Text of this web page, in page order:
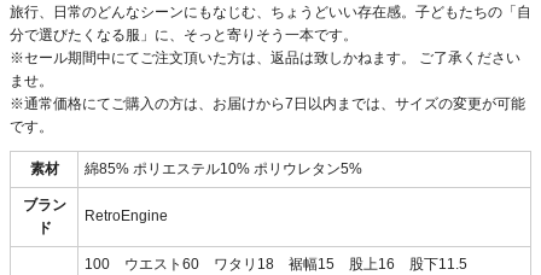
旅行、日常のどんなシーンにもなじむ、ちょうどいい存在感。子どもたちの「自
分で選びたくなる服」に、そっと寄りそう一本です。
※セール期間中にてご注文頂いた方は、返品は致しかねます。 ご了承ください
ませ。
※通常価格にてご購入の方は、お届けから7日以内までは、サイズの変更が可能
です。
素材 綿85% ポリエステル10% ポリウレタン5%
ブラン
ド
RetroEngine
100 ウエスト60 ワタリ18 裾幅15 股上16 股下11.5